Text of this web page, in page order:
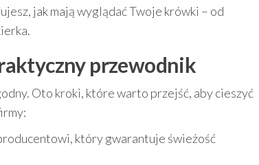
jak mają wyglądać Twoje krówki – od
przewodnik
Oto kroki, które warto przejść, aby cieszyć
który gwarantuje świeżość